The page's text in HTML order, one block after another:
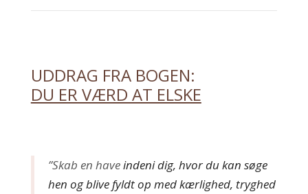
UDDRAG FRA BOGEN:
DU ER VÆRD AT ELSKE
”Skab en haveindeni dig, hvor du kan søge
hen og blive fyldt op med kærlighed, tryghed